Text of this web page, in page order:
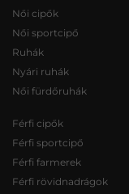
Női cipők
Női sportcipő
Ruhák
Nyári ruhák
Női fürdőruhák
Férfi cipők
Férfi sportcipő
Férfi farmerek
Férfi rövidnadrágok